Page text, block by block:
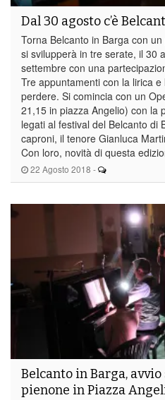
22 Agosto 2018 -
Dal 30 agosto c’è
Torna Belcanto in Barga con
si svilupperà in tre serate, il 30
settembre con una
Tre appuntamenti con la lirica
perdere. Si comincia con un
21,15 in piazza Angelio) con la
legati al festival del Belcanto di
caproni, il tenore Gianluca
Con loro, novità di questa
Belcanto in Barga,
pienone in Piazza